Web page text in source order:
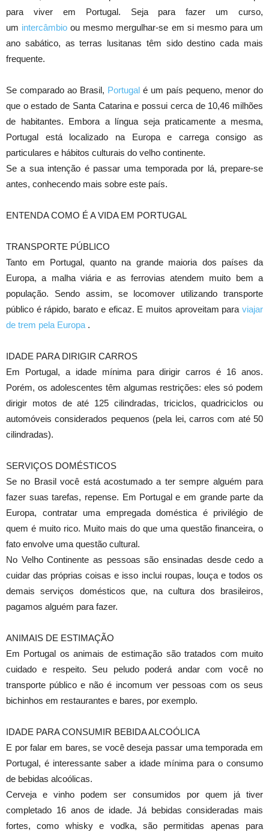
para viver em Portugal. Seja para fazer um curso,
um intercâmbioou mesmo mergulhar-se em si mesmo para um
ano sabático, as terras lusitanas têm sido destino cada mais
frequente.
Se comparado ao Brasil, Portugal é um país pequeno, menor do
que o estado de Santa Catarina e possui cerca de 10,46 milhões
de habitantes. Embora a língua seja praticamente a mesma,
Portugal está localizado na Europa e carrega consigo as
particulares e hábitos culturais do velho continente.
Se a sua intenção é passar uma temporada por lá, prepare-se
antes, conhecendo mais sobre este país.
ENTENDA COMO É A VIDA EM PORTUGAL
TRANSPORTE PÚBLICO
Tanto em Portugal, quanto na grande maioria dos países da
Europa, a malha viária e as ferrovias atendem muito bem a
população. Sendo assim, se locomover utilizando transporte
público é rápido, barato e eficaz. E muitos aproveitam para viajar
de trem pela Europa .
IDADE PARA DIRIGIR CARROS
Em Portugal, a idade mínima para dirigir carros é 16 anos.
Porém, os adolescentes têm algumas restrições: eles só podem
dirigir motos de até 125 cilindradas, triciclos, quadriciclos ou
automóveis considerados pequenos (pela lei, carros com até 50
cilindradas).
SERVIÇOS DOMÉSTICOS
Se no Brasil você está acostumado a ter sempre alguém para
fazer suas tarefas, repense. Em Portugal e em grande parte da
Europa, contratar uma empregada doméstica é privilégio de
quem é muito rico. Muito mais do que uma questão financeira, o
fato envolve uma questão cultural.
No Velho Continente as pessoas são ensinadas desde cedo a
cuidar das próprias coisas e isso inclui roupas, louça e todos os
demais serviços domésticos que, na cultura dos brasileiros,
pagamos alguém para fazer.
ANIMAIS DE ESTIMAÇÃO
Em Portugal os animais de estimação são tratados com muito
cuidado e respeito. Seu peludo poderá andar com você no
transporte público e não é incomum ver pessoas com os seus
bichinhos em restaurantes e bares, por exemplo.
IDADE PARA CONSUMIR BEBIDA ALCOÓLICA
E por falar em bares, se você deseja passar uma temporada em
Portugal, é interessante saber a idade mínima para o consumo
de bebidas alcoólicas.
Cerveja e vinho podem ser consumidos por quem já tiver
completado 16 anos de idade. Já bebidas consideradas mais
fortes, como whisky e vodka, são permitidas apenas para